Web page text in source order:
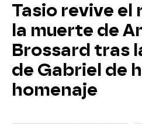
Tasio revive el
la muerte de
Brossard tras
de Gabriel de
homenaje